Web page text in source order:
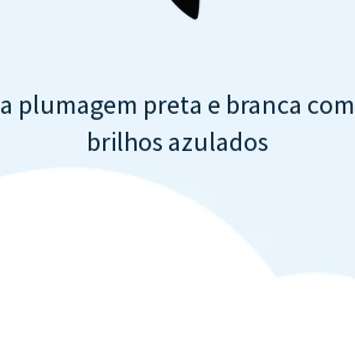
a plumagem preta e branca com
brilhos azulados